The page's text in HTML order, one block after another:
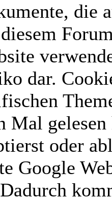
die
dar.
Mal
oder
Google